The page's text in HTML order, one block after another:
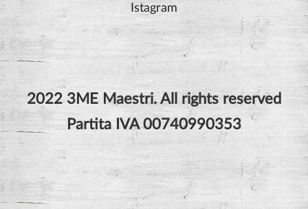
Istagram
2022 3ME Maestri. All rights reserved
Partita IVA 00740990353